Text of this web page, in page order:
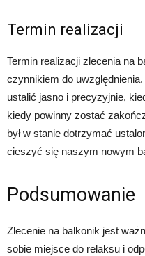
Termin realizacji
Termin realizacji zlecenia na
czynnikiem do
ustalić jasno i precyzyjnie,
kiedy powinny zostać
był w stanie dotrzymać
cieszyć się naszym nowym
Podsumowanie
Zlecenie na balkonik jest
sobie miejsce do relaksu i